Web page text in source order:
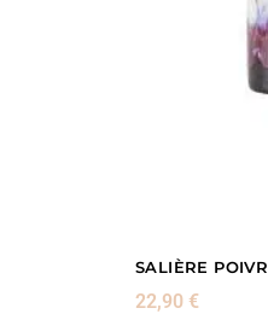
SALIÈRE
22,90 €